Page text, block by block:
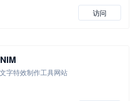
访问
字特效制作工具网站